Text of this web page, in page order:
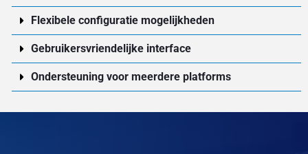
Flexibele configuratie mogelijkheden
Gebruikersvriendelijke interface
Ondersteuning voor meerdere platforms